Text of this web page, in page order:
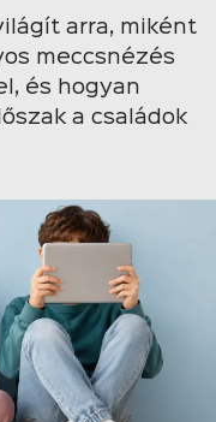
arra, miként
meccsnézés
és hogyan
a családok